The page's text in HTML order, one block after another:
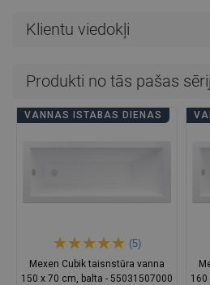
Klientu viedokļi
Produkti no tās pašas
VANNAS ISTABAS DIENAS
(5)
Mexen Cubik taisnstūra vanna
150 x 70 cm, balta - 55031507000
160